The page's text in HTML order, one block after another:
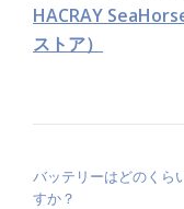
HACRAY
ストア）
バッテリーはどのくら
すか？